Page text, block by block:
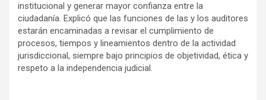
institucional y generar mayor confianza entre la
ciudadanía. Explicó que las funciones de las y los auditores
estarán encaminadas a revisar el cumplimiento de
procesos, tiempos y lineamientos dentro de la actividad
jurisdiccional, siempre bajo principios de objetividad, ética y
respeto a la independencia judicial.